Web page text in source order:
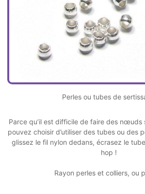
Perles ou tubes de
Parce qu’il est difficile de faire des nœuds
pouvez choisir d’utiliser des tubes ou des
glissez le fil nylon dedans, écrasez le
hop !
Rayon perles et colliers, ou